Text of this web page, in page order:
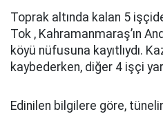
Toprak altında kalan 5
Tok , Kahramanmaraş’ın
köyü nüfusuna kayıtlıydı.
kaybederken, diğer 4 işçi
Edinilen bilgilere göre,